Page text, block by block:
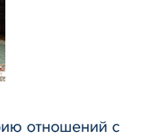
отношений с